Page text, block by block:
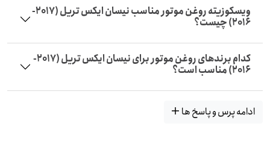
ویسکوزیته روغن موتور مناسب نیسان ایکس تریل (2017-
2016) چیست؟
کدام برندهای روغن موتور برای نیسان ایکس تریل (2017-
2016) مناسب است؟
ادامه پرس و پاسخ ها